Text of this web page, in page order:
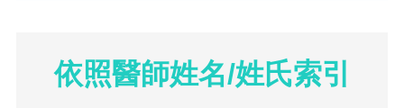
依照醫師姓名/姓氏索引